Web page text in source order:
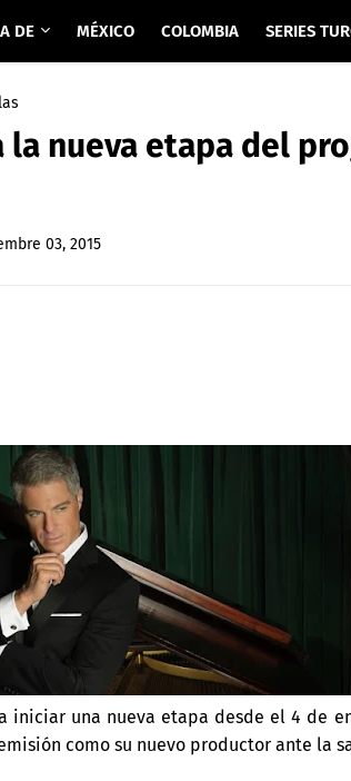
DE MÉXICO COLOMBIA SERIES
la nueva etapa del
03, 2015
iniciar una nueva etapa desde el 4 de
como su nuevo productor ante la